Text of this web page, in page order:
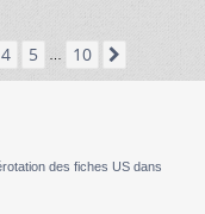
10
4 5 10
des fiches US dans